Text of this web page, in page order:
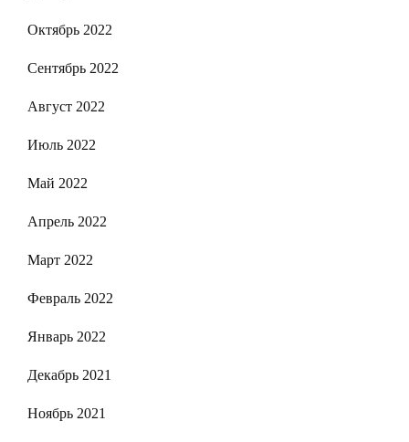
Октябрь 2022
Сентябрь 2022
Август 2022
Июль 2022
Май 2022
Апрель 2022
Март 2022
Февраль 2022
Январь 2022
Декабрь 2021
Ноябрь 2021